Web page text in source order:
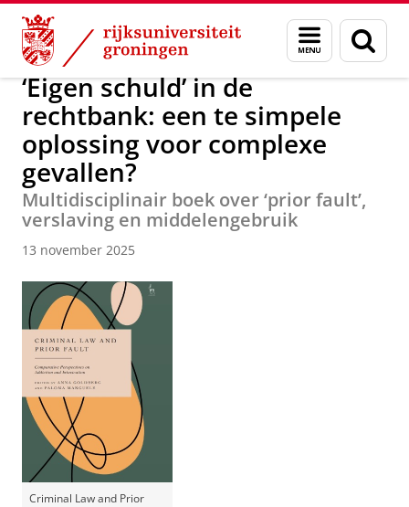
Skip
Content
Skip
Navigation
Menu
en
zoeken
Over ons Nieuwsarchief
‘Eigen schuld’ in de
rechtbank: een te simpele
oplossing voor complexe
gevallen?
Multidisciplinair boek over ‘prior fault’,
verslaving en middelengebruik
13 november 2025
Criminal Law and Prior